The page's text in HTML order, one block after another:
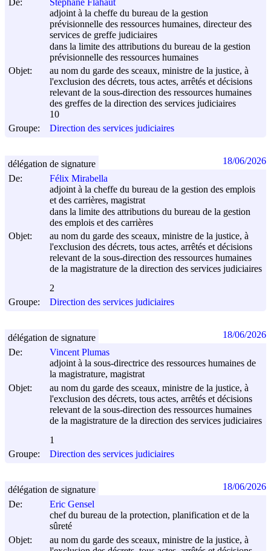
De:
Stéphane Flahaut
adjoint à la cheffe du bureau de la gestion
prévisionnelle des ressources humaines, directeur des
services de greffe judiciaires
dans la limite des attributions du bureau de la gestion
prévisionnelle des ressources humaines
Objet:
au nom du garde des sceaux, ministre de la justice, à
l'exclusion des décrets, tous actes, arrêtés et décisions
relevant de la sous-direction des ressources humaines
des greffes de la direction des services judiciaires
10
Groupe:
Direction des services judiciaires
De:
Félix Mirabella
adjoint à la cheffe du bureau de la gestion des emplois
et des carrières, magistrat
dans la limite des attributions du bureau de la gestion
des emplois et des carrières
Objet:
au nom du garde des sceaux, ministre de la justice, à
l'exclusion des décrets, tous actes, arrêtés et décisions
relevant de la sous-direction des ressources humaines
de la magistrature de la direction des services judiciaires
2
Groupe:
Direction des services judiciaires
délégation de signature 18/06/2026
De:
Vincent Plumas
adjoint à la sous-directrice des ressources humaines de
la magistrature, magistrat
Objet:
au nom du garde des sceaux, ministre de la justice, à
l'exclusion des décrets, tous actes, arrêtés et décisions
relevant de la sous-direction des ressources humaines
de la magistrature de la direction des services judiciaires
1
Groupe:
Direction des services judiciaires
délégation de signature 18/06/2026
De:
Eric Gensel
chef du bureau de la protection, planification et de la
sûreté
Objet:
au nom du garde des sceaux, ministre de la justice, à
délégation de signature 18/06/2026